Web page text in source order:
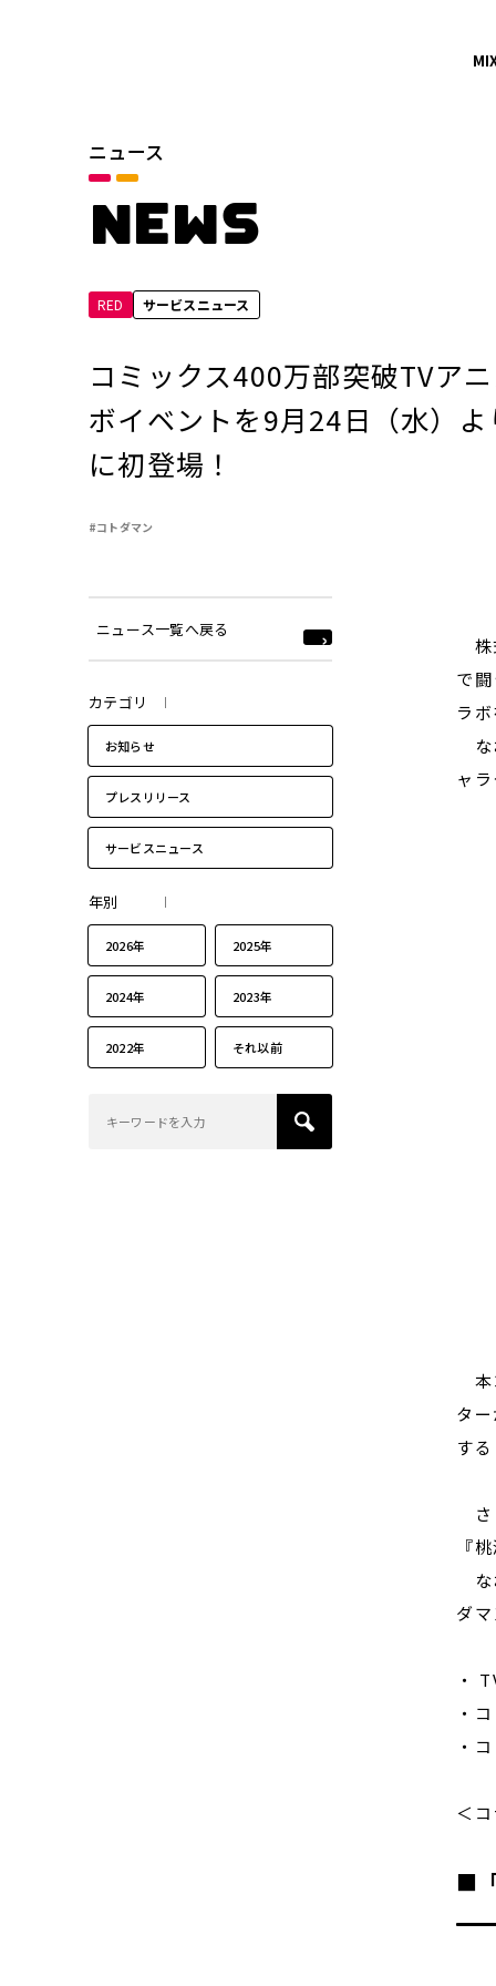
ニュース
NEWS
RED サービスニュース
コミックス400万部突破TVア
ボイベントを9月24日（水）
に初登場！
#コトダマン
ニュース一覧へ戻る
カテゴリ
お知らせ
プレスリリース
サービスニュース
年別
2026年 2025年
2024年 2023年
2022年 それ以前
株
で
ラ
な
ャ
本
タ
す
さ
『
な
ダ
・
・
・
＜
■
カテゴリ
サービスニュース